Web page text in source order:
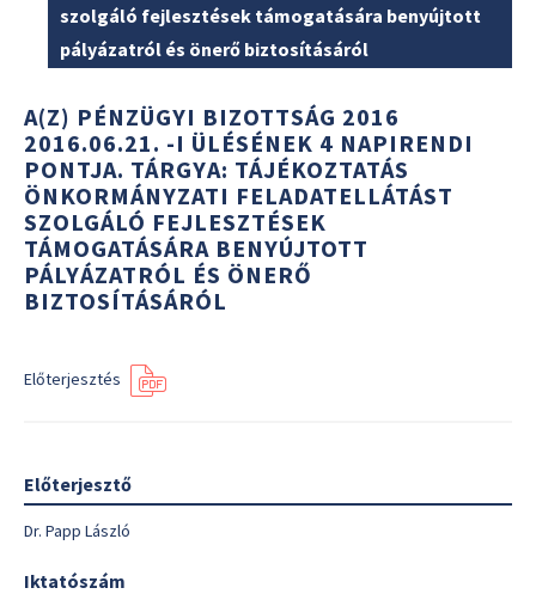
szolgáló fejlesztések támogatására benyújtott
pályázatról és önerő biztosításáról
A(Z) PÉNZÜGYI BIZOTTSÁG 2016
2016.06.21. -I ÜLÉSÉNEK 4 NAPIRENDI
PONTJA. TÁRGYA: TÁJÉKOZTATÁS
ÖNKORMÁNYZATI FELADATELLÁTÁST
SZOLGÁLÓ FEJLESZTÉSEK
TÁMOGATÁSÁRA BENYÚJTOTT
PÁLYÁZATRÓL ÉS ÖNERŐ
BIZTOSÍTÁSÁRÓL
Előterjesztés
Előterjesztő
Dr. Papp László
Iktatószám